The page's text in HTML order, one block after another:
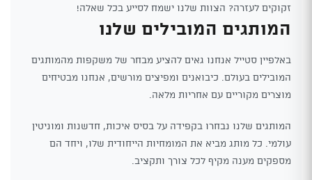
זקוקים לעזרה? הצוות שלנו ישמח לסייע בכל שאלה!
המותגים המובילים שלנו
באלפיין סטייל אנחנו גאים להציע מבחר של משקפות מהמותגים
המובילים בעולם. כיבואנים ומפיצים מורשים, אנחנו מבטיחים
מוצרים מקוריים עם אחריות מלאה.
המותגים שלנו נבחרו בקפידה על בסיס איכות, חדשנות ומוניטין
עולמי. כל מותג מביא את המומחיות הייחודית שלו, ויחד הם
מספקים מענה מקיף לכל צורך ותקציב.